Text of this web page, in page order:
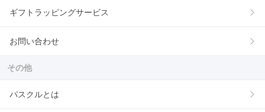
ギフトラッピングサービス
お問い合わせ
その他
パスクルとは